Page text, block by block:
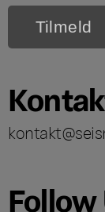
Follow